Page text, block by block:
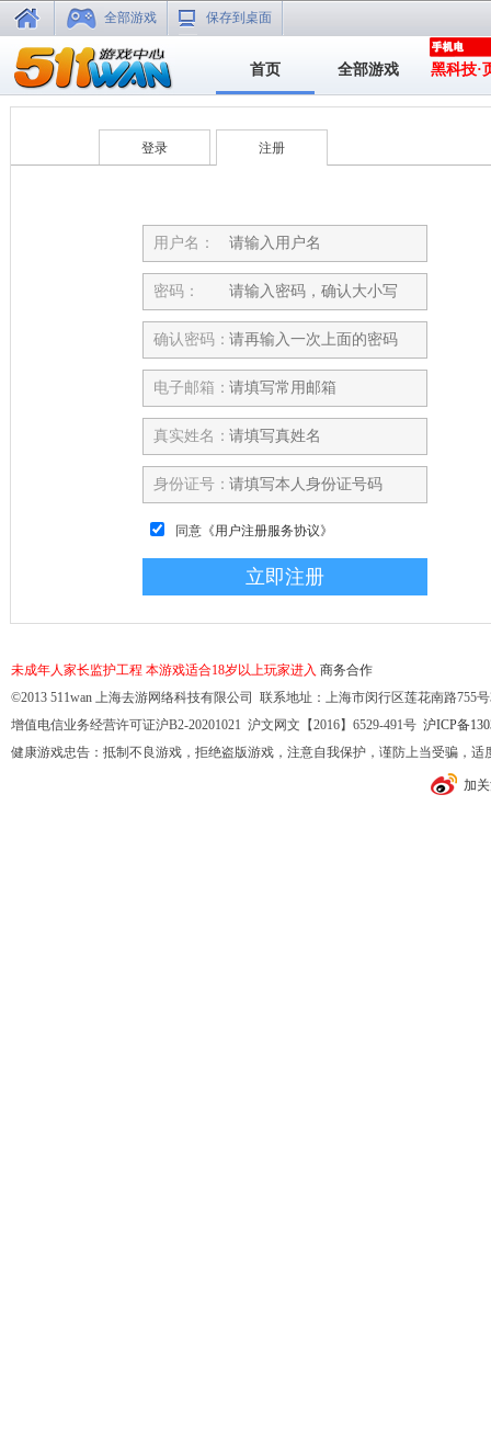
全部游戏 保存到桌面
首页 全部游戏 黑科技·
登录 注册
用户名：
密码：
确认密码：
电子邮箱：
真实姓名：
身份证号：
同意 《用户注册服务协议》
未成年人家长监护工程 本游戏适合18岁以上玩家进入 商务合作
©2013 511wan 上海去游网络科技有限公司 联系地址：上海市闵行区莲花南路755
增值电信业务经营许可证沪B2-20201021 沪文网文【2016】6529-491号 沪ICP备
健康游戏忠告：抵制不良游戏，拒绝盗版游戏，注意自我保护，谨防上当受骗，
加